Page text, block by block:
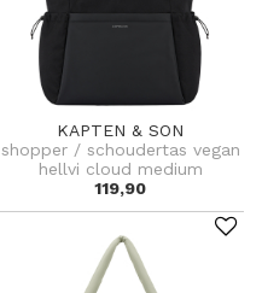
KAPTEN & SON
shopper / schoudertas vegan
hellvi cloud medium
119,90